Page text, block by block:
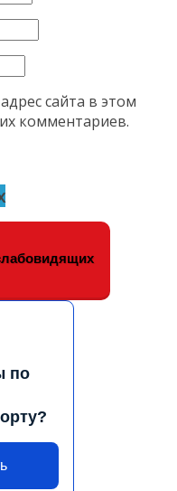
сайта в этом
комментариев.
по